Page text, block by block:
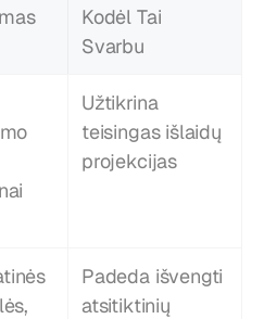
Kodėl Tai
Svarbu
Užtikrina
teisingas išlaidų
projekcijas
Padeda išvengti
atsitiktinių